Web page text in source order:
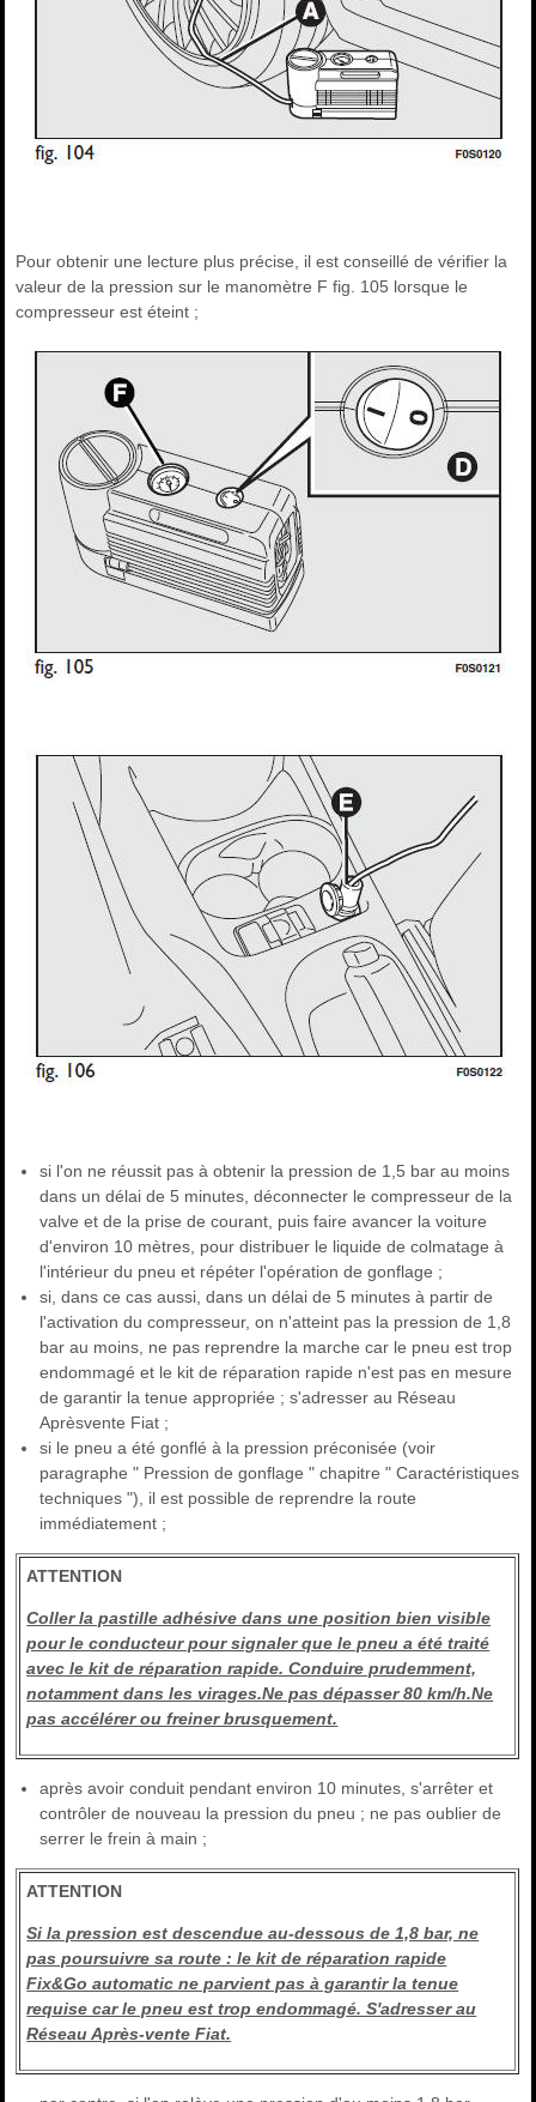
Pour obtenir une lecture plus précise, il est conseillé de vérifier la
valeur de la pression sur le manomètre F fig. 105 lorsque le
compresseur est éteint ;
si l'on ne réussit pas à obtenir la pression de 1,5 bar au moins
dans un délai de 5 minutes, déconnecter le compresseur de la
valve et de la prise de courant, puis faire avancer la voiture
d'environ 10 mètres, pour distribuer le liquide de colmatage à
l'intérieur du pneu et répéter l'opération de gonflage ;
si, dans ce cas aussi, dans un délai de 5 minutes à partir de
l'activation du compresseur, on n'atteint pas la pression de 1,8
bar au moins, ne pas reprendre la marche car le pneu est trop
endommagé et le kit de réparation rapide n'est pas en mesure
de garantir la tenue appropriée ; s'adresser au Réseau
Aprèsvente Fiat ;
si le pneu a été gonflé à la pression préconisée (voir
paragraphe " Pression de gonflage " chapitre " Caractéristiques
techniques "), il est possible de reprendre la route
immédiatement ;
ATTENTION
Coller la pastille adhésive dans une position bien visible
pour le conducteur pour signaler que le pneu a été traité
avec le kit de réparation rapide. Conduire prudemment,
notamment dans les virages.Ne pas dépasser 80 km/h.Ne
pas accélérer ou freiner brusquement.
après avoir conduit pendant environ 10 minutes, s'arrêter et
contrôler de nouveau la pression du pneu ; ne pas oublier de
serrer le frein à main ;
ATTENTION
Si la pression est descendue au-dessous de 1,8 bar, ne
pas poursuivre sa route : le kit de réparation rapide
Fix&Go automatic ne parvient pas à garantir la tenue
requise car le pneu est trop endommagé. S'adresser au
Réseau Après-vente Fiat.